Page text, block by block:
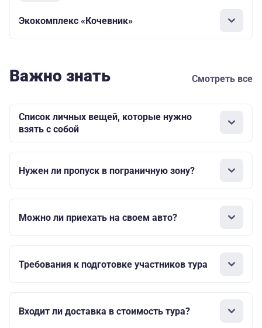
Экокомплекс «Кочевник»
Важно знать Смотреть все
Список личных вещей, которые нужно
взять с собой
Нужен ли пропуск в пограничную зону?
Можно ли приехать на своем авто?
Требования к подготовке участников тура
Входит ли доставка в стоимость тура?